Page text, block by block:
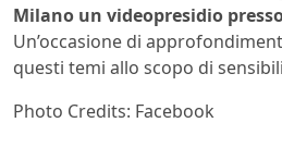
Milano un videopresidio
Un’occasione di
questi temi allo scopo di
Photo Credits: Facebook